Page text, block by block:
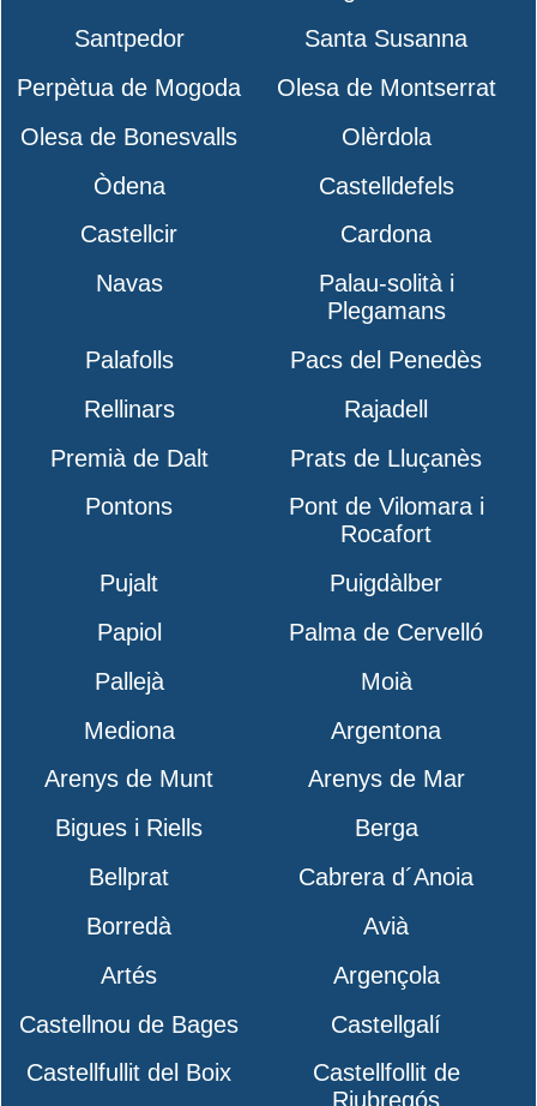
Santpedor
Santa Susanna
Perpètua de Mogoda
Olesa de Montserrat
Olesa de Bonesvalls
Olèrdola
Òdena
Castelldefels
Castellcir
Cardona
Navas
Palau-solità i
Plegamans
Palafolls
Pacs del Penedès
Rellinars
Rajadell
Premià de Dalt
Prats de Lluçanès
Pontons
Pont de Vilomara i
Rocafort
Pujalt
Puigdàlber
Papiol
Palma de Cervelló
Pallejà
Moià
Mediona
Argentona
Arenys de Munt
Arenys de Mar
Bigues i Riells
Berga
Bellprat
Cabrera d´Anoia
Borredà
Avià
Artés
Argençola
Castellnou de Bages
Castellgalí
Castellfullit del Boix
Castellfollit de
Riubregós